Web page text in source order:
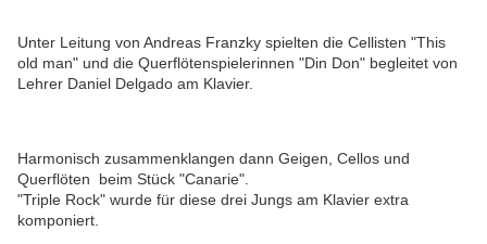
Unter Leitung von Andreas Franzky spielten die Cellisten "This
old man" und die Querflötenspielerinnen "Din Don" begleitet von
Lehrer Daniel Delgado am Klavier.
Harmonisch zusammenklangen dann Geigen, Cellos und
Querflöten beim Stück "Canarie".
"Triple Rock" wurde für diese drei Jungs am Klavier extra
komponiert.